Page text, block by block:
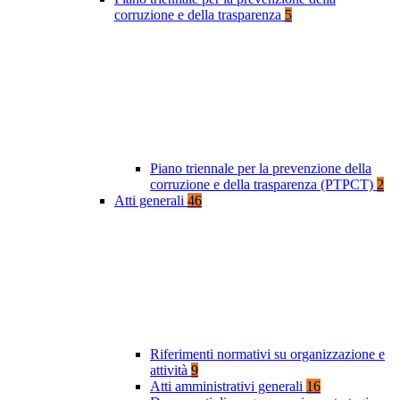
corruzione e della trasparenza 5
Piano triennale per la prevenzione della
corruzione e della trasparenza (PTPCT) 2
Atti generali 46
Riferimenti normativi su organizzazione e
attività 9
Atti amministrativi generali 16